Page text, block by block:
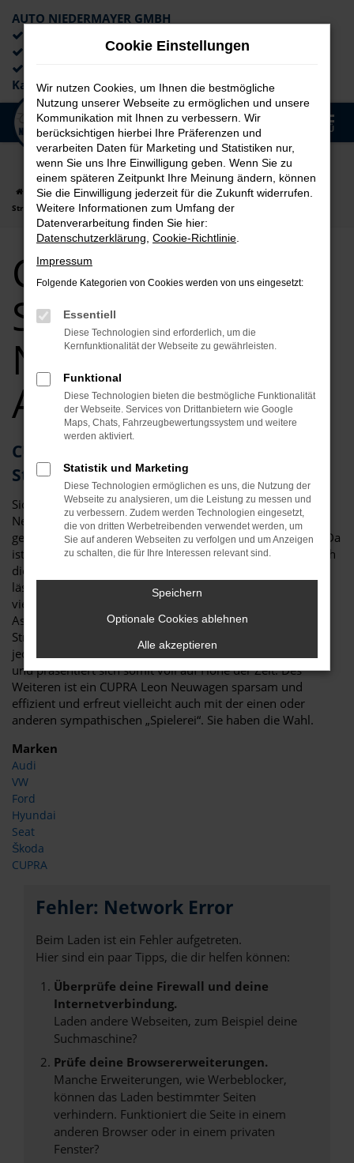
Zum
Hauptinhalt
springen
AUTO NIEDERMAYER GMBH
Lieferung an die Haustür
Kaufabwicklung
MENÜ
Startseite Straubing CUPRA CUPRA Leon
CUPRA Leon für
Straubing Neuwagen Top Angebote
CUPRA Leon für
Straubing
Neuwagen Top
Angebote
CUPRA Leon – als Neuwagen für
Straubing kaum zu toppen
Sicher haben Sie schon viel über den CUPRA Leon
Neuwagen gelesen und festgestellt, dass es kaum ein
geeigneteres Fahrzeug für Straubing und Umgebung gibt. Da
ist zum einen die überzeugende Optik, die klar und deutlich
die Zugehörigkeit zur Modellfamilie von CUPRA erkennen
lässt und doch eigenständig ausfällt. Da sind aber auch die
vielen Extras der aktuellen Modellgeneration und die
Assistenzsysteme. Für einen CUPRA Leon Neuwagen in
Straubing sprich in erster Linie der Sicherheitsaspekt. Mit
jeder Generation hat das Fahrzeug neue Technik erhalten
und präsentiert sich somit voll auf Höhe der Zeit. Des
Weiteren ist ein CUPRA Leon Neuwagen sparsam und
effizient und erfreut vielleicht auch mit der einen oder
anderen sympathischen „Spielerei“. Sie haben die Wahl.
Marken
Audi
VW
Ford
Hyundai
Seat
Škoda
CUPRA
Fehler: Network Error
Beim Laden ist ein Fehler aufgetreten.
Hier sind ein paar Tipps, die dir helfen können:
Überprüfe deine Firewall und deine
Internetverbindung.
Laden andere Webseiten, zum Beispiel deine
Suchmaschine?
Prüfe deine Browsererweiterungen.
Manche Erweiterungen, wie Werbeblocker,
können das Laden bestimmter Seiten
verhindern. Funktioniert die Seite in einem
anderen Browser oder in einem privaten
Fenster?
Cookie Einstellungen
Wir nutzen Cookies, um Ihnen die bestmögliche
Nutzung unserer Webseite zu ermöglichen und unsere
Kommunikation mit Ihnen zu verbessern. Wir
berücksichtigen hierbei Ihre Präferenzen und
verarbeiten Daten für Marketing und Statistiken nur,
wenn Sie uns Ihre Einwilligung geben. Wenn Sie zu
einem späteren Zeitpunkt Ihre Meinung ändern, können
Sie die Einwilligung jederzeit für die Zukunft widerrufen.
Weitere Informationen zum Umfang der
Datenverarbeitung finden Sie hier:
Datenschutzerklärung Cookie-Richtlinie
Impressum
Folgende Kategorien von Cookies werden von uns eingesetzt:
Essentiell
Diese Technologien sind erforderlich, um die
Kernfunktionalität der Webseite zu gewährleisten.
Funktional
Diese Technologien bieten die bestmögliche Funktionalität
der Webseite. Services von Drittanbietern wie Google
Maps, Chats, Fahrzeugbewertungssystem und weitere
werden aktiviert.
Statistik und Marketing
Diese Technologien ermöglichen es uns, die Nutzung der
Webseite zu analysieren, um die Leistung zu messen und
zu verbessern. Zudem werden Technologien eingesetzt,
die von dritten Werbetreibenden verwendet werden, um
Sie auf anderen Webseiten zu verfolgen und um Anzeigen
zu schalten, die für Ihre Interessen relevant sind.
Speichern
Optionale Cookies ablehnen
Alle akzeptieren